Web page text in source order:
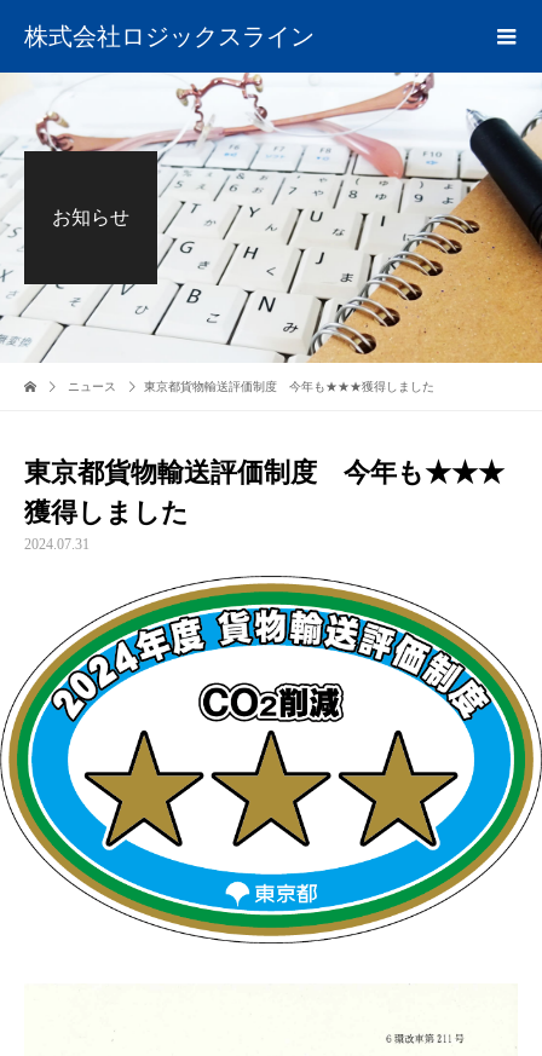
株式会社ロジックスライン
お知らせ
ニュース 東京都貨物輸送評価制度 今年も★★★獲得しました
東京都貨物輸送評価制度 今年も★★★
獲得しました
2024.07.31